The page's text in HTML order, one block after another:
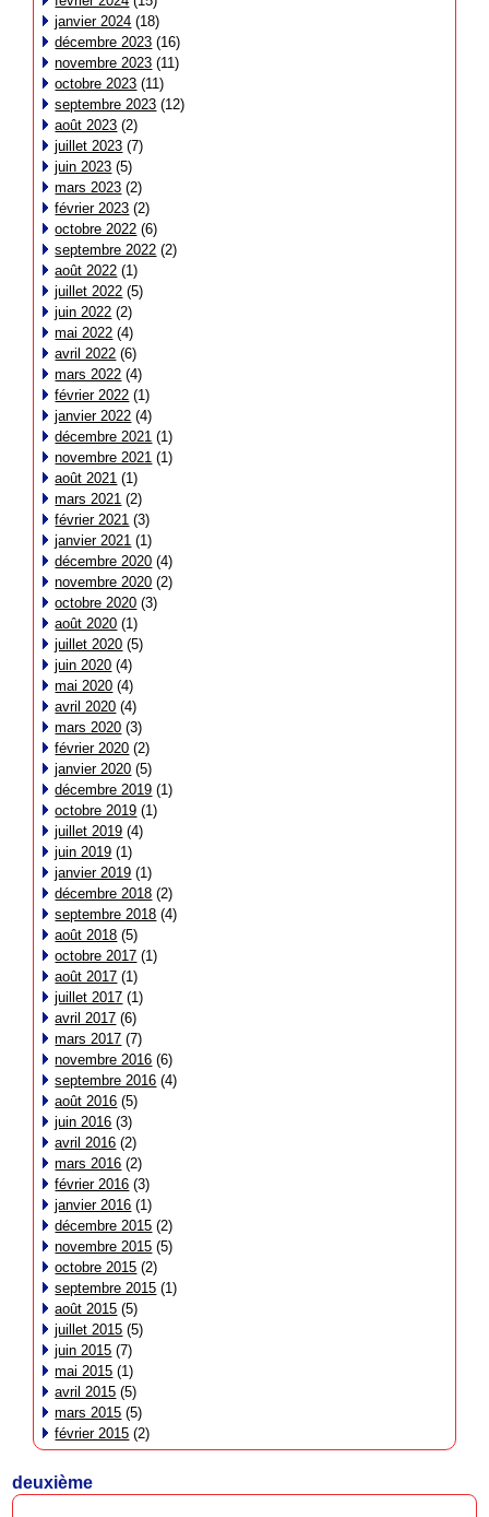
janvier 2024 (18)
décembre 2023 (16)
novembre 2023 (11)
octobre 2023 (11)
septembre 2023 (12)
août 2023 (2)
juillet 2023 (7)
juin 2023 (5)
mars 2023 (2)
février 2023 (2)
octobre 2022 (6)
septembre 2022 (2)
août 2022 (1)
juillet 2022 (5)
juin 2022 (2)
mai 2022 (4)
avril 2022 (6)
mars 2022 (4)
février 2022 (1)
janvier 2022 (4)
décembre 2021 (1)
novembre 2021 (1)
août 2021 (1)
mars 2021 (2)
février 2021 (3)
janvier 2021 (1)
décembre 2020 (4)
novembre 2020 (2)
octobre 2020 (3)
août 2020 (1)
juillet 2020 (5)
juin 2020 (4)
mai 2020 (4)
avril 2020 (4)
mars 2020 (3)
février 2020 (2)
janvier 2020 (5)
décembre 2019 (1)
octobre 2019 (1)
juillet 2019 (4)
juin 2019 (1)
janvier 2019 (1)
décembre 2018 (2)
septembre 2018 (4)
août 2018 (5)
octobre 2017 (1)
août 2017 (1)
juillet 2017 (1)
avril 2017 (6)
mars 2017 (7)
novembre 2016 (6)
septembre 2016 (4)
août 2016 (5)
juin 2016 (3)
avril 2016 (2)
mars 2016 (2)
février 2016 (3)
janvier 2016 (1)
décembre 2015 (2)
novembre 2015 (5)
octobre 2015 (2)
septembre 2015 (1)
août 2015 (5)
juillet 2015 (5)
juin 2015 (7)
mai 2015 (1)
avril 2015 (5)
mars 2015 (5)
février 2015 (2)
deuxième